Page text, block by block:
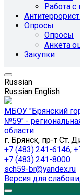
Работа
Опросы
Опросы
Анкета
Закупки
Russian
Russian English
МБОУ "Брянский
№59" -
области
г. Брянск, пр-т Ст.
+7 (483) 241-6146,
+7 (483) 241-8000
sch59-br@yandex.ru
Версия для